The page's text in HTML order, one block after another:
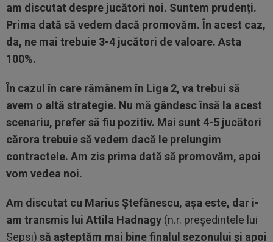
am discutat despre jucători noi. Suntem prudenți.
Prima dată să vedem dacă promovăm. În acest caz,
da, ne mai trebuie 3-4 jucători de valoare. Asta
100%.
În cazul în care rămânem în Liga 2, va trebui să
avem o altă strategie. Nu mă gândesc însă la acest
scenariu, prefer să fiu pozitiv. Mai sunt 4-5 jucători
cărora trebuie să vedem dacă le prelungim
contractele. Am zis prima dată să promovăm, apoi
vom vedea noi.
Am discutat cu Marius Ștefănescu, așa este, dar i-
am transmis lui Attila Hadnagy (n.r. președintele lui
Sepsi) să așteptăm mai bine finalul sezonului și apoi